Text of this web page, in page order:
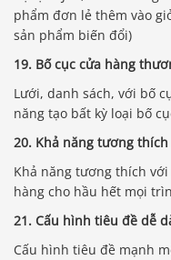
phẩm đơn lẻ thêm vào
sản phẩm biến đổi)
19. Bố cục cửa hàng
Lưới, danh sách, với bố
năng tạo bất kỳ loại bố
20. Khả năng tương
Khả năng tương thích
hàng cho hầu hết mọi
21. Cấu hình tiêu đề dễ
Cấu hình tiêu đề mạnh